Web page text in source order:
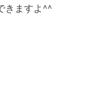
きますよ^^